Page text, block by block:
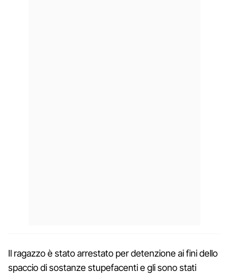
Il ragazzo è stato arrestato per detenzione ai fini dello
spaccio di sostanze stupefacenti e gli sono stati